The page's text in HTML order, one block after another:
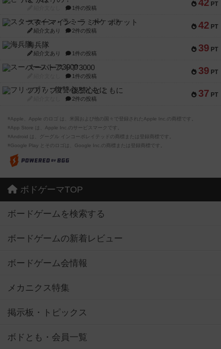
42 PT
1件の投稿
42 PT
スターマイン・ラミー ポケット
紹介文あり 2件の投稿
39 PT
海兵隊
紹介文あり 1件の投稿
39 PT
スーパーストア3000
1件の投稿
37 PT
フリップ７：復讐心とともに
2件の投稿
※Apple、Apple のロゴ は、米国および他の国々で登録されたApple Inc.の商標です。
※App Store は、Apple Inc.のサービスマークです。
※Android は、グーグル インコーポレイテッドの商標または登録商標です。
※Google Play とそのロゴは、Google Inc.の商標または登録商標です。
ボドゲーマTOP
ボードゲームを検索する
ボードゲームの新着レビュー
ボードゲーム会情報
メカニクス特集
掲示板・トピックス
ボドとも・会員一覧